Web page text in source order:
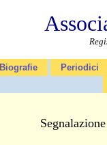
Biografie Periodici